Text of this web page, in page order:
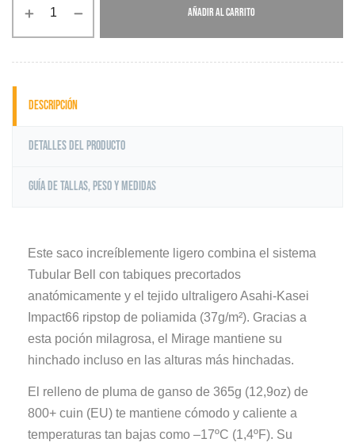
AÑADIR AL CARRITO
Descripción
Detalles del producto
Guía de tallas, peso y medidas
Este saco increíblemente ligero combina el sistema
Tubular Bell con tabiques precortados
anatómicamente y el tejido ultraligero Asahi-Kasei
Impact66 ripstop de poliamida (37g/m²). Gracias a
esta poción milagrosa, el Mirage mantiene su
hinchado incluso en las alturas más hinchadas.
El relleno de pluma de ganso de 365g (12,9oz) de
800+ cuin (EU) te mantiene cómodo y caliente a
temperaturas tan bajas como –17ºC (1,4ºF). Su